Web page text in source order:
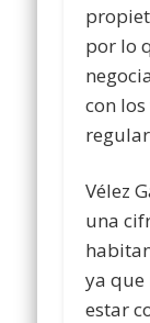
por lo
con
Vélez
una
ya que
estar